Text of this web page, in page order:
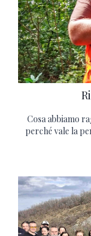
Cosa abbiamo
perché vale la